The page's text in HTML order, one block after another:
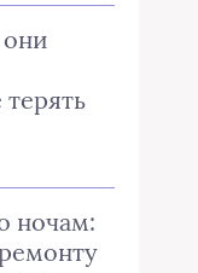
ночам: